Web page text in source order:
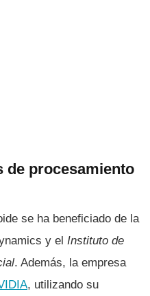
de procesamiento
se ha beneficiado de la
y el Instituto de
. Además, la empresa
, utilizando su